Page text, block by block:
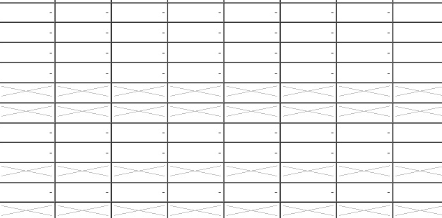
- - - - - -
-
- - - - - -
-
- - - - - -
-
- - - - - -
-
- - - - - -
-
- - - - - -
-
- - - - - -
-